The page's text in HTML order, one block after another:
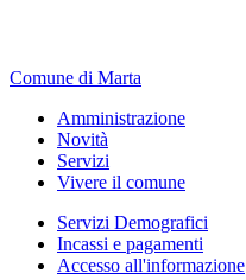
Comune di Marta
Amministrazione
Novità
Servizi
Vivere il comune
Servizi Demografici
Incassi e pagamenti
Accesso all'informazione